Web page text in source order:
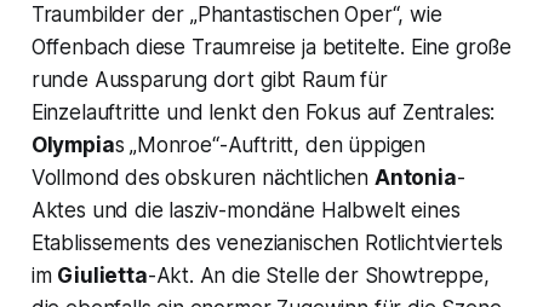
Traumbilder der „Phantastischen Oper“, wie
Offenbach diese Traumreise ja betitelte. Eine große
runde Aussparung dort gibt Raum für
Einzelauftritte und lenkt den Fokus auf Zentrales:
Olympias „Monroe“-Auftritt, den üppigen
Vollmond des obskuren nächtlichen Antonia-
Aktes und die lasziv-mondäne Halbwelt eines
Etablissements des venezianischen Rotlichtviertels
im Giulietta-Akt. An die Stelle der Showtreppe,